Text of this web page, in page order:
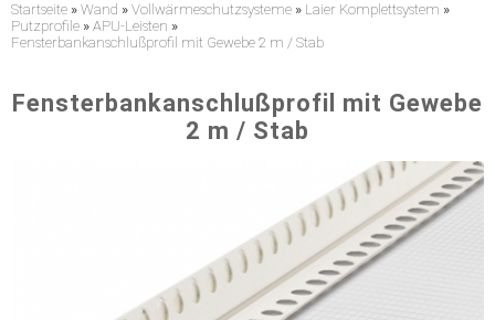
Startseite » Wand » Vollwärmeschutzsysteme » Laier Komplettsystem »
Putzprofile » APU-Leisten »
Fensterbankanschlußprofil mit Gewebe 2 m / Stab
Fensterbankanschlußprofil mit Gewebe
2 m / Stab